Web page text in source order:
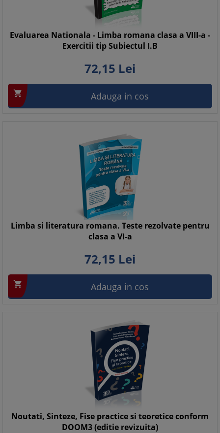
Evaluarea Nationala - Limba romana clasa a VIII-a -
Exercitii tip Subiectul I.B
72,15 Lei
 Adauga in cos
Limba si literatura romana. Teste rezolvate pentru
clasa a VI-a
72,15 Lei
 Adauga in cos
Noutati, Sinteze, Fise practice si teoretice conform
DOOM3 (editie revizuita)